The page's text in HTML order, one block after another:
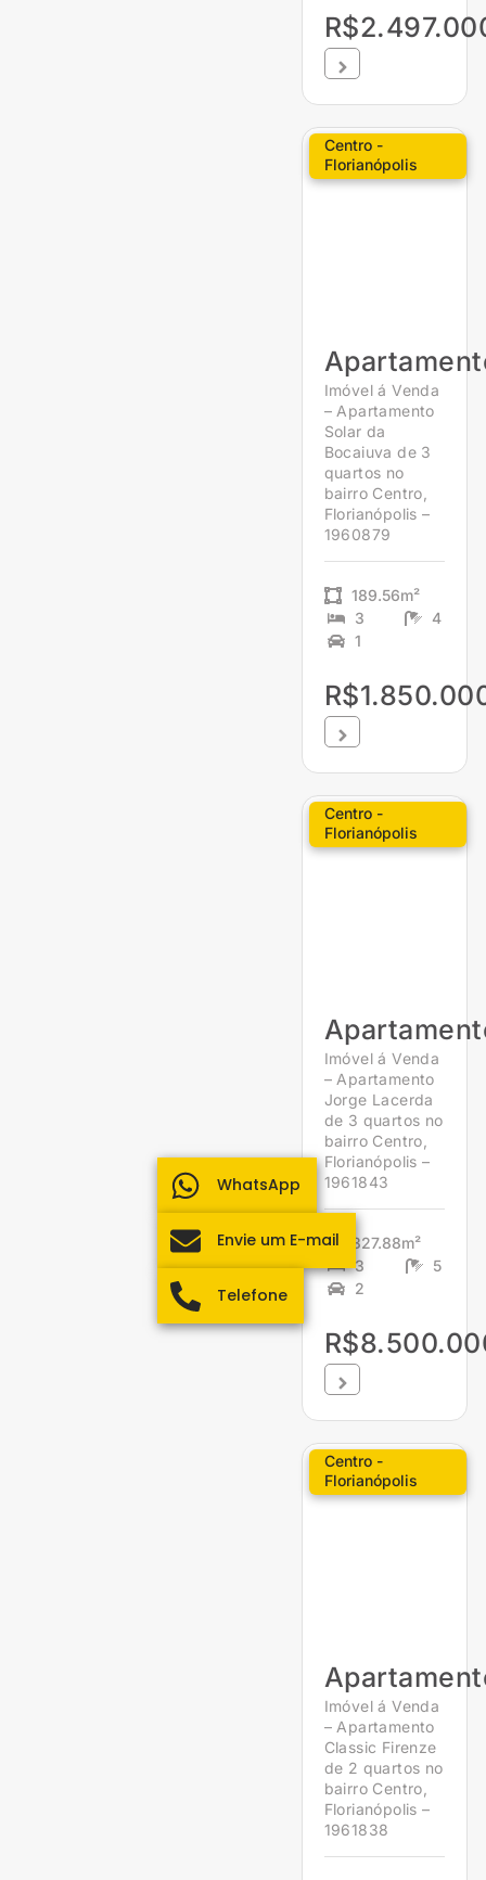
Centro -
Florianópolis
Imóvel á Venda
– Apartamento
Solar da
Bocaiuva de 3
quartos no
bairro Centro,
Florianópolis –
1960879
189.56m²
3
4
1
Centro -
Florianópolis
Imóvel á Venda
– Apartamento
Jorge Lacerda
de 3 quartos no
bairro Centro,
Florianópolis –
1961843
327.88m²
3
5
2
Centro -
Florianópolis
Imóvel á Venda
– Apartamento
Classic Firenze
de 2 quartos no
bairro Centro,
Florianópolis –
1961838
WhatsApp
Envie um E-mail
Telefone